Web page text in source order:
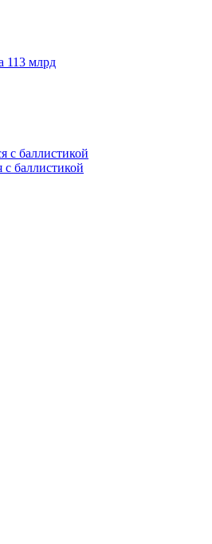
113 млрд
баллистикой